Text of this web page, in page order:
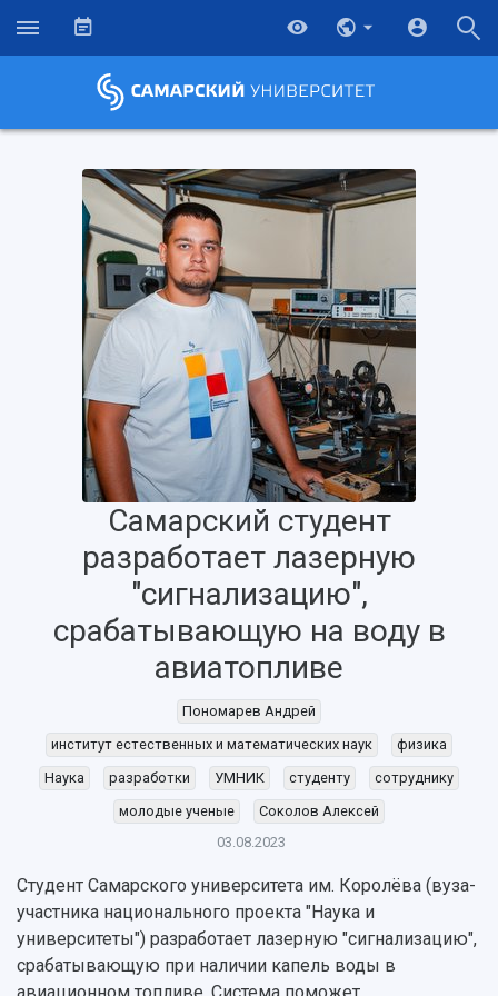
НАЗАД
Ключевые факты
Рейтинги
Руководство
Наблюдательный совет
Бортжурнал
Объявления
События
СМИ об университете
Абитуриенту
Бакалавриат и специалитет
Магистратура
Аспирантура
Научные школы и ведущие научные коллективы
Диссертационные советы
Подготовка научных кадров
Конкурс на замещение должностей научных
Самарский студент
разработает лазерную
"сигнализацию",
срабатывающую на воду в
авиатопливе
Пономарев Андрей
институт естественных и математических наук
физика
Наука
разработки УМНИК студенту
сотруднику
молодые ученые
Соколов Алексей
03.08.2023
Студент Самарского университета им. Королёва (вуза-
участника национального проекта "Наука и
университеты") разработает лазерную "сигнализацию",
срабатывающую при наличии капель воды в